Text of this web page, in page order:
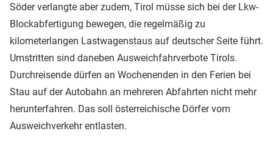
Söder verlangte aber zudem, Tirol müsse sich bei der Lkw-
Blockabfertigung bewegen, die regelmäßig zu
kilometerlangen Lastwagenstaus auf deutscher Seite führt.
Umstritten sind daneben Ausweichfahrverbote Tirols.
Durchreisende dürfen an Wochenenden in den Ferien bei
Stau auf der Autobahn an mehreren Abfahrten nicht mehr
herunterfahren. Das soll österreichische Dörfer vom
Ausweichverkehr entlasten.